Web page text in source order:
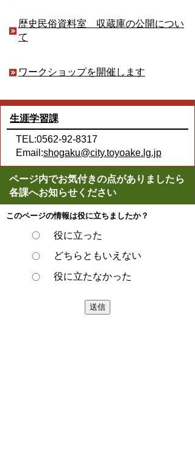
歴史民俗資料室 収蔵庫の公開につい
て
ワークショップを開催します
生涯学習課
TEL:0562-92-8317
Email:shogaku@city.toyoake.lg.jp
ページ内でお気付きの点がありましたら
各課へお知らせください
このページの情報は役に立ちましたか？
役に立った
どちらともいえない
役に立たなかった